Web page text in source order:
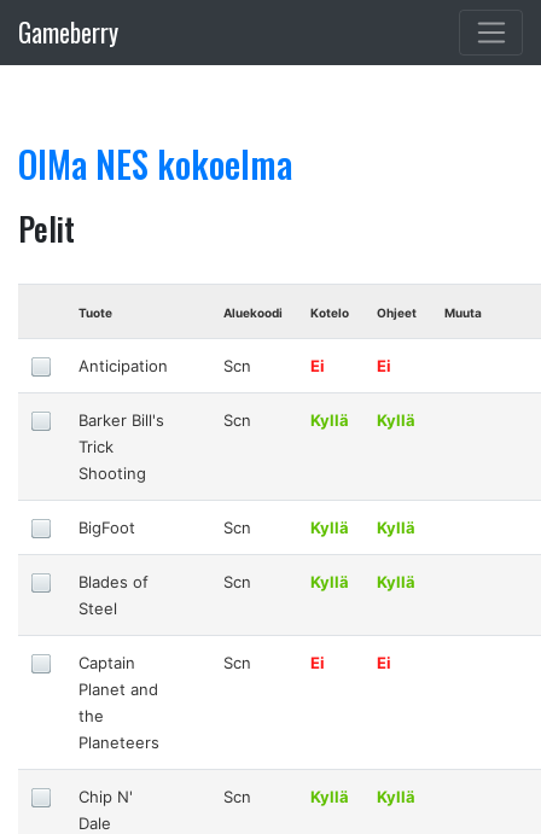
Gameberry
OlMa NES kokoelma
Pelit
Tuote Aluekoodi Kotelo Ohjeet Muuta
Anticipation Scn Ei Ei
Barker Bill's
Trick
Shooting
Scn Kyllä Kyllä
BigFoot Scn Kyllä Kyllä
Blades of
Steel
Scn Kyllä Kyllä
Captain
Planet and
the
Planeteers
Scn Ei Ei
Chip N'
Dale
Scn Kyllä Kyllä